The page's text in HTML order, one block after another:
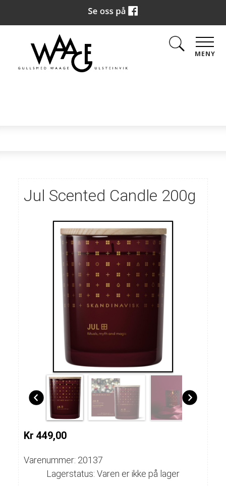
MENY
Jul Scented Candle 200g
Kr 449,00
Varenummer: 20137
Lagerstatus: Varen er ikke på lager